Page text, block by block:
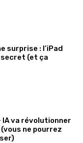
surprise : l’iPad
secret (et ça
va révolutionner
ne pourrez